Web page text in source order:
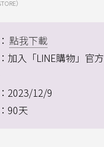
）
點我下載
加入「LINE購物」官方
2023/12/9
90天